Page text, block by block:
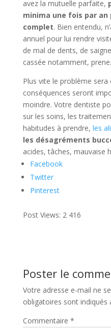
avez la mutuelle parfaite,
minima une fois par
complet. Bien entendu,
annuel pour lui rendre
de mal de dents, de
cassée notamment,
Plus vite le problème
conséquences seront
moindre. Votre dentiste
sur les soins, les
habitudes à prendre, les
les désagréments
acides, tâches, mauvaise
Facebook
Twitter
Pinterest
Post Views: 2 416
Poster le
Votre adresse e-mail ne
obligatoires sont indiqués
Commentaire *